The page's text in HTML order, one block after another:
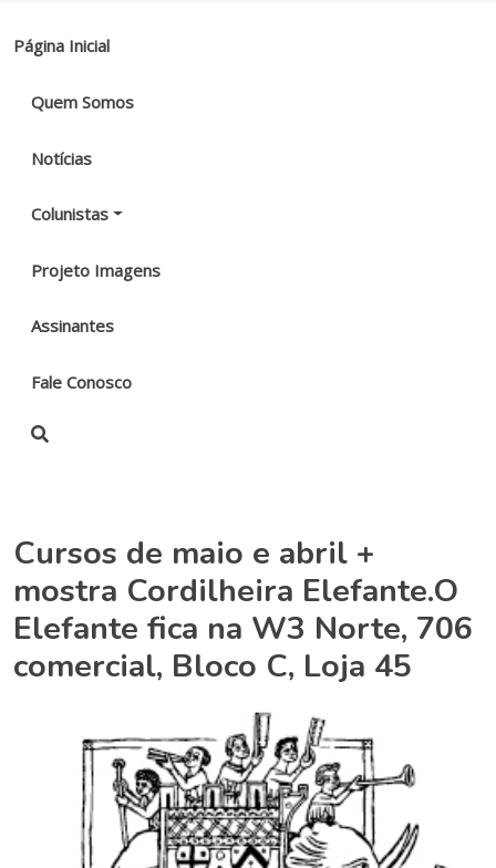
Página Inicial
Quem Somos
Notícias
Colunistas
Projeto Imagens
Assinantes
Fale Conosco
Cursos de maio e abril +
mostra Cordilheira Elefante.O
Elefante fica na W3 Norte, 706
comercial, Bloco C, Loja 45